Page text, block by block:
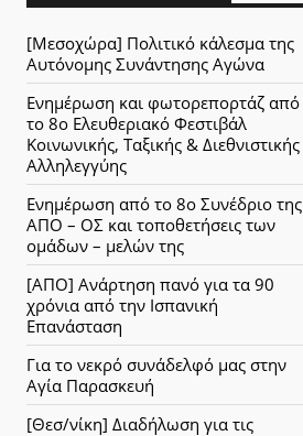
[Μεσοχώρα] Πολιτικό κάλεσμα της
Αυτόνομης Συνάντησης Αγώνα
Ενημέρωση και φωτορεπορτάζ από
το 8ο Ελευθεριακό Φεστιβάλ
Κοινωνικής, Ταξικής & Διεθνιστικής
Αλληλεγγύης
Ενημέρωση από το 8ο Συνέδριο της
ΑΠΟ – ΟΣ και τοποθετήσεις των
ομάδων – μελών της
[ΑΠΟ] Ανάρτηση πανό για τα 90
χρόνια από την Ισπανική
Επανάσταση
Για το νεκρό συνάδελφό μας στην
Αγία Παρασκευή
[Θεσ/νίκη] Διαδήλωση για τις